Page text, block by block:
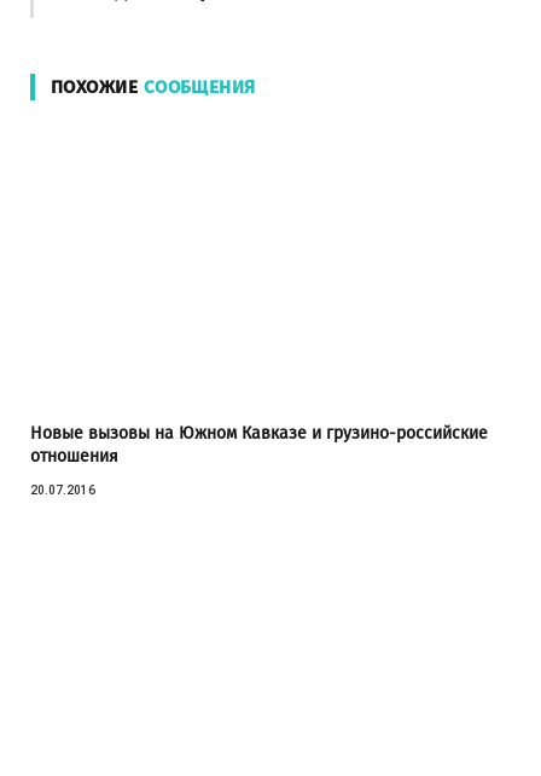
ПОХОЖИЕ СООБЩЕНИЯ
Новые вызовы на Южном Кавказе и грузино-российские
отношения
20.07.2016